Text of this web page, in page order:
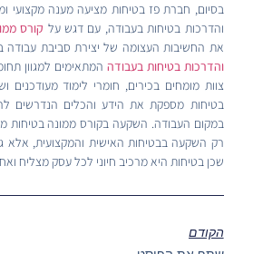
בסיום, חברת פז בטיחות מציעה מענה מקצועי
והדרכות בטיחות בעבודה, עם דגש על קורס
את החשיבות העצומה של יצירת סביבת עבודה
והדרכות בטיחות בעבודה המתאימים למגוון
צוות מומחים בכירים, חומרי לימוד מעודכנים
בטיחות מספקת את הידע והכלים הנדרשים
במקום העבודה. השקעה בקורס ממונה בטיחות
רק השקעה בבטיחות האישית והמקצועית, אלא
שכן בטיחות היא מרכיב חיוני לכל עסק מצליח
הקודם